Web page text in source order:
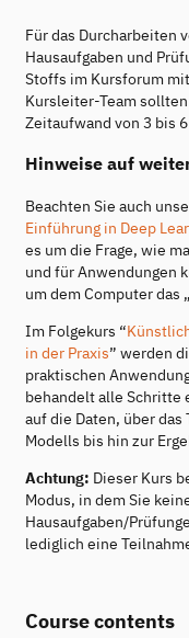
Für das Durcharbeiten
Hausaufgaben und
Stoffs im Kursforum
Kursleiter-Team
Zeitaufwand von 3 bis
Hinweise auf
Beachten Sie auch
Einführung in Deep
es um die Frage, wie
und für Anwendungen
um dem Computer das
Im Folgekurs “
in der Praxis” werden
praktischen
behandelt alle Schritte
auf die Daten, über
Modells bis hin zur
Achtung: Dieser Kurs
Modus, in dem Sie
Hausaufgaben/
lediglich eine
Course contents